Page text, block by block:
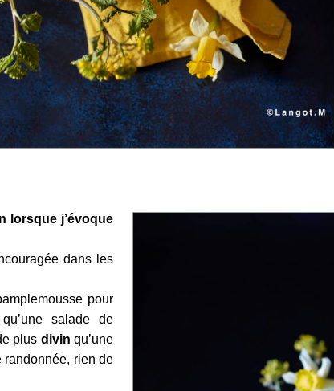
lorsque j’évoque
dans les
pour
qu’une salade de
plus divin qu’une
randonnée, rien de